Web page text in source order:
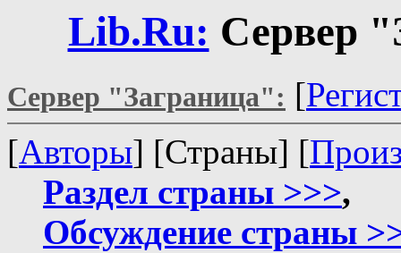
Lib.Ru: Сервер
Сервер "Заграница": [
[Авторы] [Страны] [
Раздел страны >>>,
Обсуждение страны